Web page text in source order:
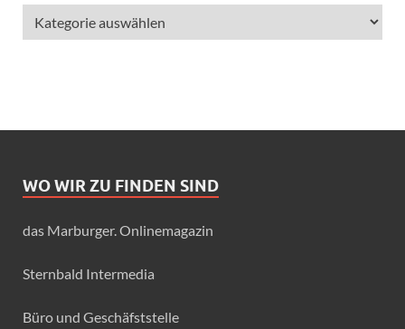
WO WIR ZU FINDEN SIND
das Marburger. Onlinemagazin
Sternbald Intermedia
Büro und Geschäfststelle